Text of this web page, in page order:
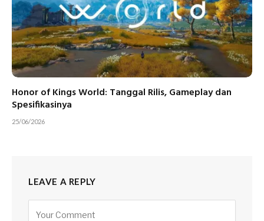
Honor of Kings World: Tanggal Rilis, Gameplay dan
Spesifikasinya
25/06/2026
LEAVE A REPLY